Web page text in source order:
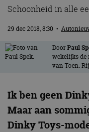
Schoonheid in alle
29 dec 2018, 8:30 •
DoorPaul
wekelijks de
van Toen.
Ik ben geen
Maar aan
Dinky Toys-